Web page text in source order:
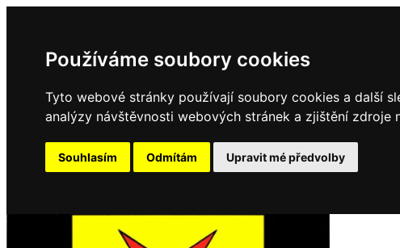
Používáme soubory cookies
Tyto webové stránky používají soubory cookies a další
analýzy návštěvnosti webových stránek a zjištění zdroje
Souhlasím Odmítám Upravit mé předvolby